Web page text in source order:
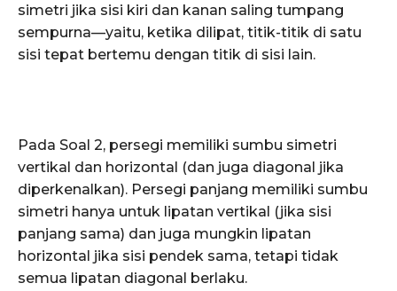
simetri jika sisi kiri dan kanan saling tumpang
sempurna—yaitu, ketika dilipat, titik-titik di satu
sisi tepat bertemu dengan titik di sisi lain.
Pada Soal 2, persegi memiliki sumbu simetri
vertikal dan horizontal (dan juga diagonal jika
diperkenalkan). Persegi panjang memiliki sumbu
simetri hanya untuk lipatan vertikal (jika sisi
panjang sama) dan juga mungkin lipatan
horizontal jika sisi pendek sama, tetapi tidak
semua lipatan diagonal berlaku.